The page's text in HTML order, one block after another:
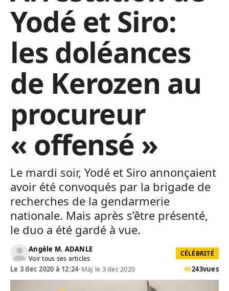
Yodé et Siro:
les doléances
de Kerozen au
procureur
« offensé »
Le mardi soir, Yodé et Siro annonçaient
avoir été convoqués par la brigade de
recherches de la gendarmerie
nationale. Mais après s’être présenté,
le duo a été gardé à vue.
Angèle M. ADANLE
Voir tous ses articles
CÉLÉBRITÉ
Le 3 dec 2020 à 12:24•MàJ le 3 dec 2020 243vues